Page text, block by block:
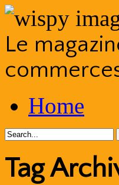
Le
to
contentHome
Tag